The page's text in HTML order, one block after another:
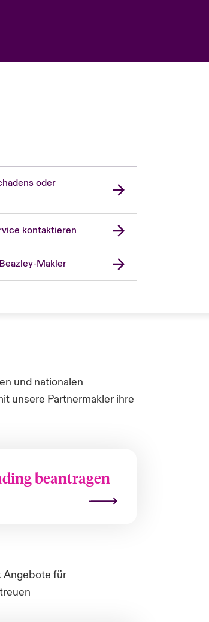
oder
kontaktieren
Makler
und nationalen
unsere Partnermakler ihre
beantragen
Angebote für